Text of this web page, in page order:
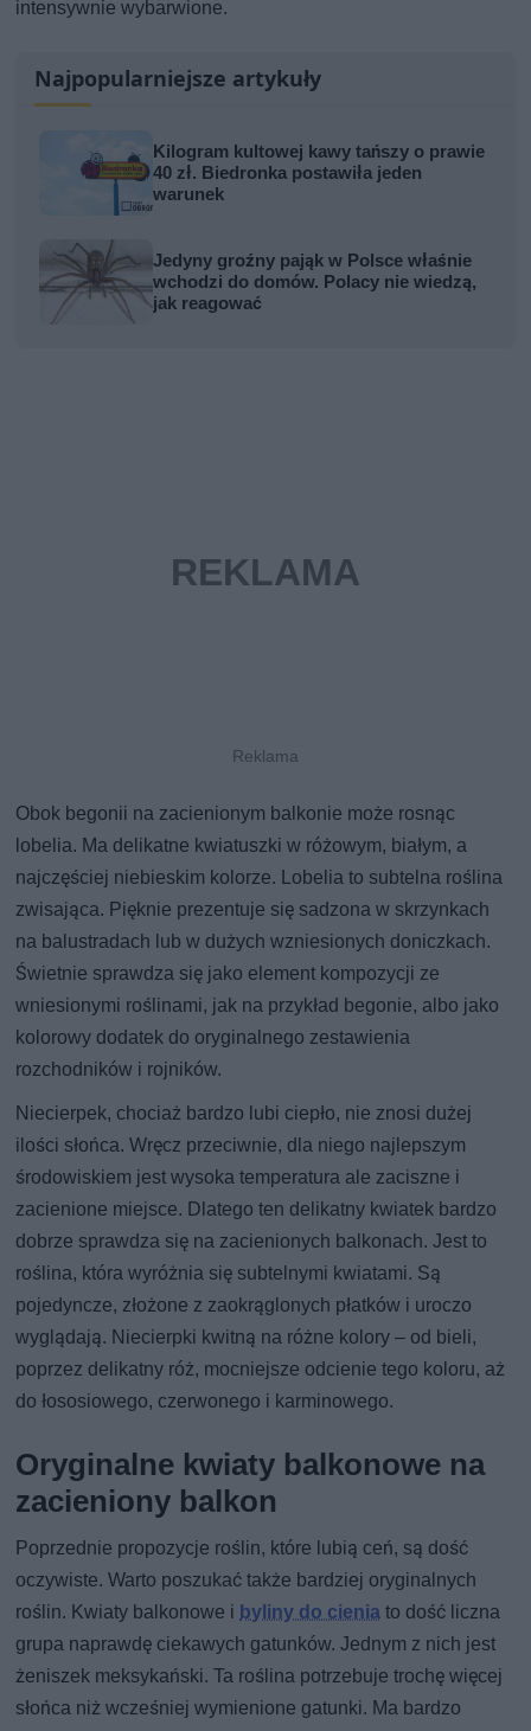
intensywnie wybarwione.
Najpopularniejsze artykuły
Kilogram kultowej kawy tańszy o prawie
40 zł. Biedronka postawiła jeden
warunek
Jedyny groźny pająk w Polsce właśnie
wchodzi do domów. Polacy nie wiedzą,
jak reagować
Obok begonii na zacienionym balkonie może rosnąc
lobelia. Ma delikatne kwiatuszki w różowym, białym, a
najczęściej niebieskim kolorze. Lobelia to subtelna roślina
zwisająca. Pięknie prezentuje się sadzona w skrzynkach
na balustradach lub w dużych wzniesionych doniczkach.
Świetnie sprawdza się jako element kompozycji ze
wniesionymi roślinami, jak na przykład begonie, albo jako
kolorowy dodatek do oryginalnego zestawienia
rozchodników i rojników.
Niecierpek, chociaż bardzo lubi ciepło, nie znosi dużej
ilości słońca. Wręcz przeciwnie, dla niego najlepszym
środowiskiem jest wysoka temperatura ale zaciszne i
zacienione miejsce. Dlatego ten delikatny kwiatek bardzo
dobrze sprawdza się na zacienionych balkonach. Jest to
roślina, która wyróżnia się subtelnymi kwiatami. Są
pojedyncze, złożone z zaokrąglonych płatków i uroczo
wyglądają. Niecierpki kwitną na różne kolory – od bieli,
poprzez delikatny róż, mocniejsze odcienie tego koloru, aż
do łososiowego, czerwonego i karminowego.
Oryginalne kwiaty balkonowe na
zacieniony balkon
Poprzednie propozycje roślin, które lubią ceń, są dość
oczywiste. Warto poszukać także bardziej oryginalnych
roślin. Kwiaty balkonowe i byliny do cienia to dość liczna
grupa naprawdę ciekawych gatunków. Jednym z nich jest
żeniszek meksykański. Ta roślina potrzebuje trochę więcej
słońca niż wcześniej wymienione gatunki. Ma bardzo